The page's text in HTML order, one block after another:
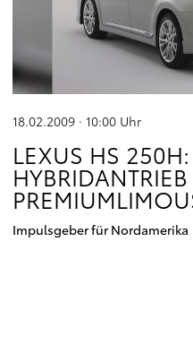
18.02.2009 · 10:00 Uhr
LEXUS HS
Impulsgeber für Nordamerika